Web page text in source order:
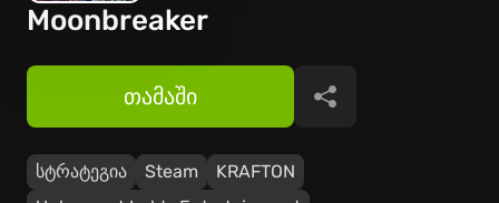
Moonbreaker
სტრატეგია Steam
KRAFTON
თამაში გაზიარება